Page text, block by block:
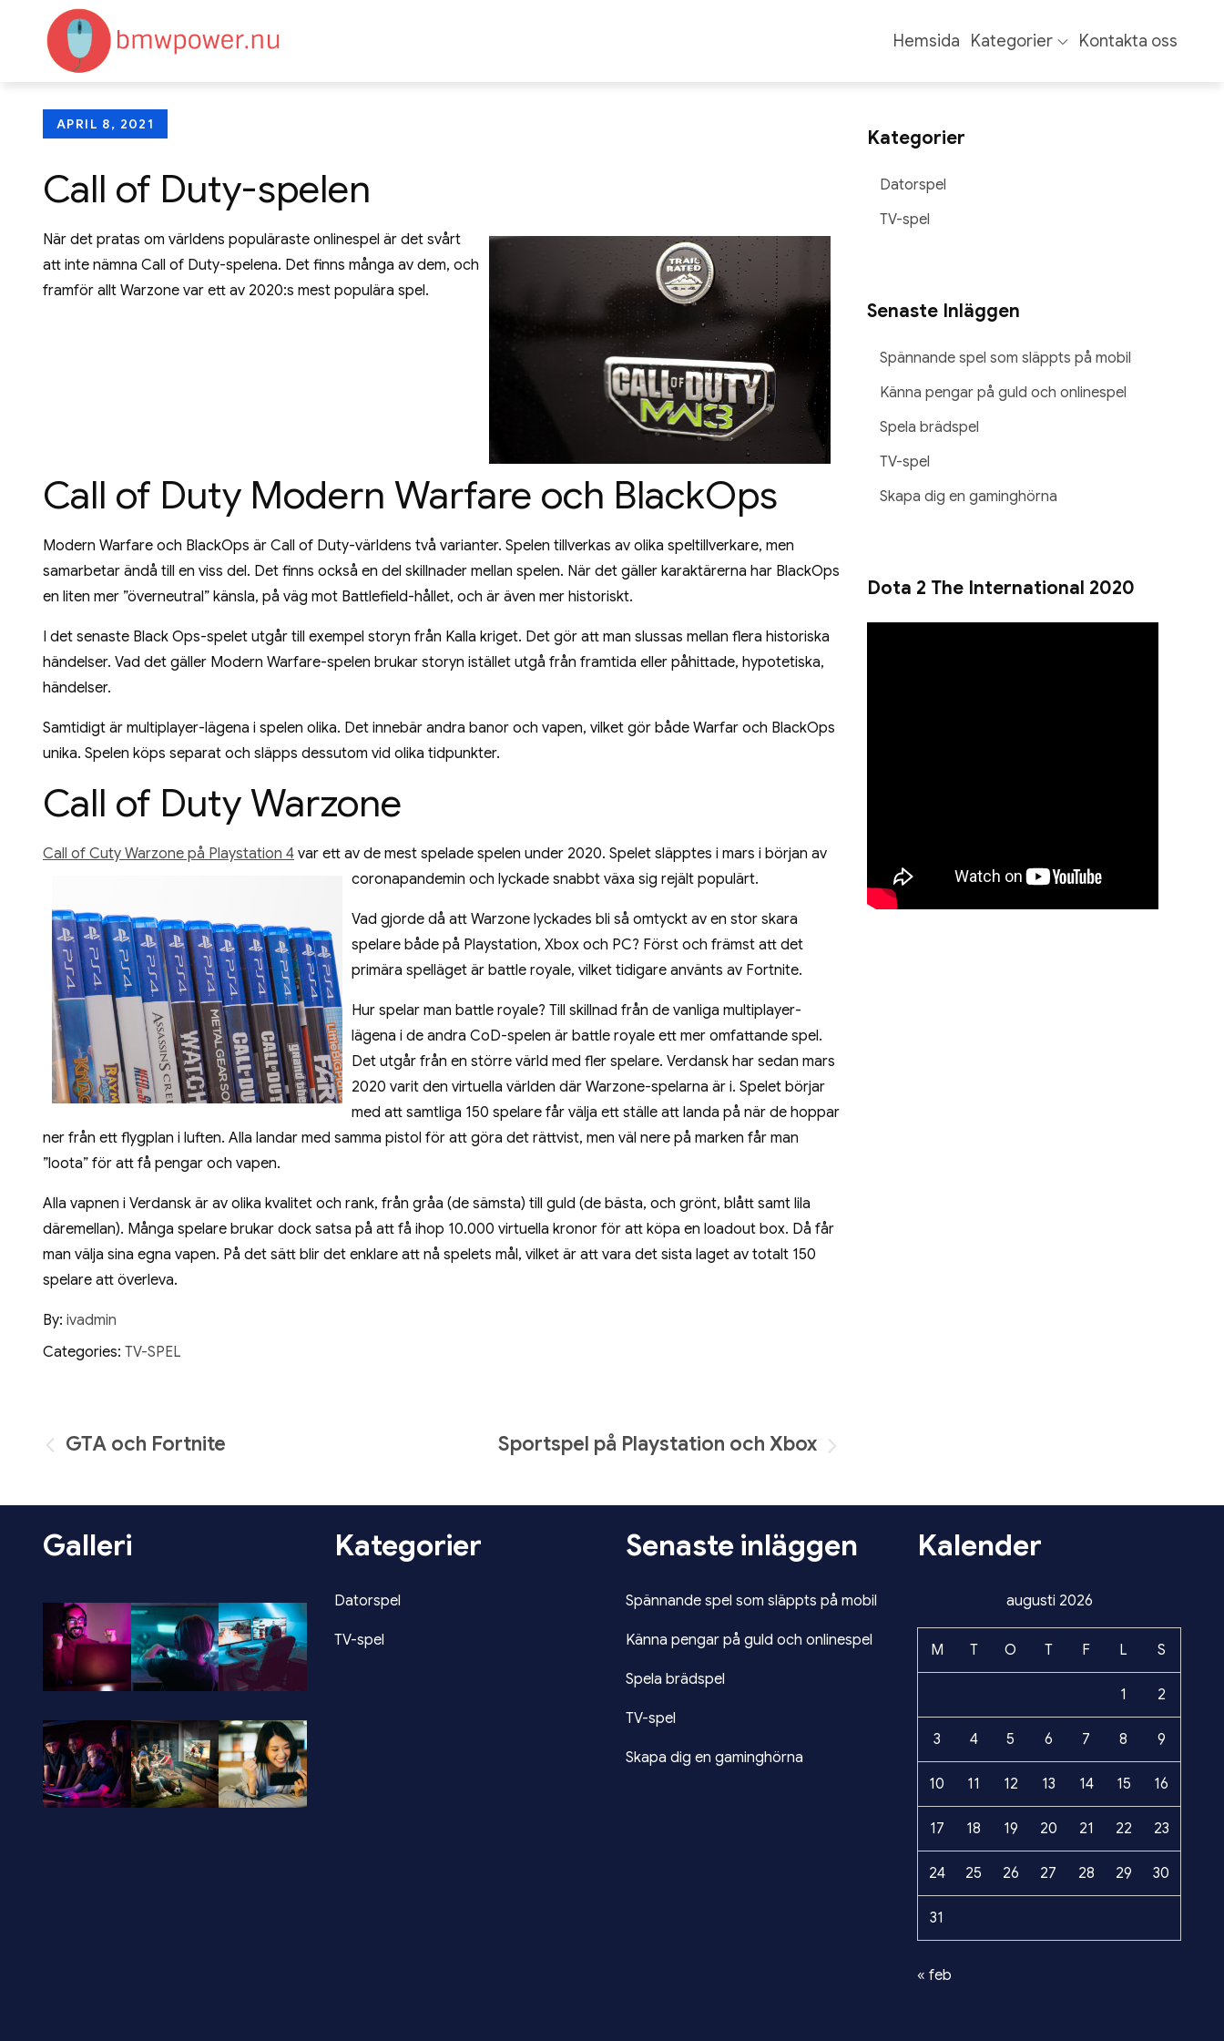
content
Hemsida Kategorier Kontakta oss
Posted
APRIL 8, 2021
Call of Duty-spelen
När det pratas om världens populäraste onlinespel är det svårt
att inte nämna Call of Duty-spelena. Det finns många av dem, och
framför allt Warzone var ett av 2020:s mest populära spel.
Call of Duty Modern Warfare och BlackOps
Modern Warfare och BlackOps är Call of Duty-världens två varianter. Spelen tillverkas av olika speltillverkare, men
samarbetar ändå till en viss del. Det finns också en del skillnader mellan spelen. När det gäller karaktärerna har BlackOps
en liten mer ”överneutral” känsla, på väg mot Battlefield-hållet, och är även mer historiskt.
I det senaste Black Ops-spelet utgår till exempel storyn från Kalla kriget. Det gör att man slussas mellan flera historiska
händelser. Vad det gäller Modern Warfare-spelen brukar storyn istället utgå från framtida eller påhittade, hypotetiska,
händelser.
Samtidigt är multiplayer-lägena i spelen olika. Det innebär andra banor och vapen, vilket gör både Warfar och BlackOps
unika. Spelen köps separat och släpps dessutom vid olika tidpunkter.
Call of Duty Warzone
Call of Cuty Warzone på Playstation 4 var ett av de mest spelade spelen under 2020. Spelet släpptes i mars i början av
coronapandemin och lyckade snabbt växa sig rejält populärt.
Vad gjorde då att Warzone lyckades bli så omtyckt av en stor skara
spelare både på Playstation, Xbox och PC? Först och främst att det
primära spelläget är battle royale, vilket tidigare använts av Fortnite.
Hur spelar man battle royale? Till skillnad från de vanliga multiplayer-
lägena i de andra CoD-spelen är battle royale ett mer omfattande spel.
Det utgår från en större värld med fler spelare. Verdansk har sedan mars
2020 varit den virtuella världen där Warzone-spelarna är i. Spelet börjar
med att samtliga 150 spelare får välja ett ställe att landa på när de hoppar
ner från ett flygplan i luften. Alla landar med samma pistol för att göra det rättvist, men väl nere på marken får man
”loota” för att få pengar och vapen.
Alla vapnen i Verdansk är av olika kvalitet och rank, från gråa (de sämsta) till guld (de bästa, och grönt, blått samt lila
däremellan). Många spelare brukar dock satsa på att få ihop 10.000 virtuella kronor för att köpa en loadout box. Då får
man välja sina egna vapen. På det sätt blir det enklare att nå spelets mål, vilket är att vara det sista laget av totalt 150
spelare att överleva.
By: ivadmin
Categories: TV-SPEL
Inläggsnavigering
GTA och Fortnite Sportspel på Playstation och Xbox
Kategorier
Datorspel
TV-spel
Senaste Inläggen
Spännande spel som släppts på mobil
Känna pengar på guld och onlinespel
Spela brädspel
TV-spel
Skapa dig en gaminghörna
Dota 2 The International 2020
Galleri Kategorier
Datorspel
TV-spel
Senaste inläggen
Spännande spel som släppts på mobil
Känna pengar på guld och onlinespel
Spela brädspel
TV-spel
Skapa dig en gaminghörna
Kalender
augusti 2026
M T O T F L S
1 2
3 4 5 6 7 8 9
10 11 12 13 14 15 16
17 18 19 20 21 22 23
24 25 26 27 28 29 30
31
« feb